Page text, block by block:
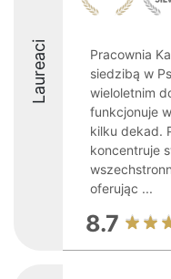
Laureaci
Pracownia
siedzibą w
wieloletnim
funkcjonuje
kilku dekad.
koncentruje
oferując ...
8.7